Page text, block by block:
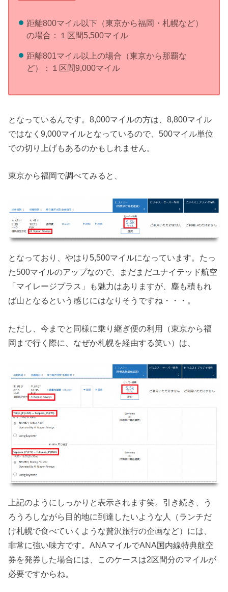
距離800マイル以下（東京から福岡・札幌など）
の場合：１区間5,500マイル
距離801マイル以上の場合（東京から那覇な
ど）：１区間9,000マイル
となっているんです。8,000マイルの方は、8,800マイル
ではなく9,000マイルとなっているので、500マイル単位
での切り上げもあるのかもしれません。
東京から福岡で調べてみると、
となっており、やはり5,500マイルになっています。たっ
た500マイルのアップなので、まだまだユナイテッド航空
「マイレージプラス」も魅力はありますが、塵も積もれ
ば山となるという感じにはなりそうですね・・・。
ただし、今までと同様に乗り継ぎ便の利用（東京から福
岡まで行く際に、なぜか札幌を経由する笑い）は、
上記のようにしっかりと表示されます笑。引き続き、う
ろうろしながら目的地に到達したいような人（ランチだ
け札幌で食べていくような贅沢旅行の企画など）には、
非常に強い味方です。ANAマイルでANA国内線特典航空
券を発券した場合には、このケースは2区間分のマイルが
必要ですからね。